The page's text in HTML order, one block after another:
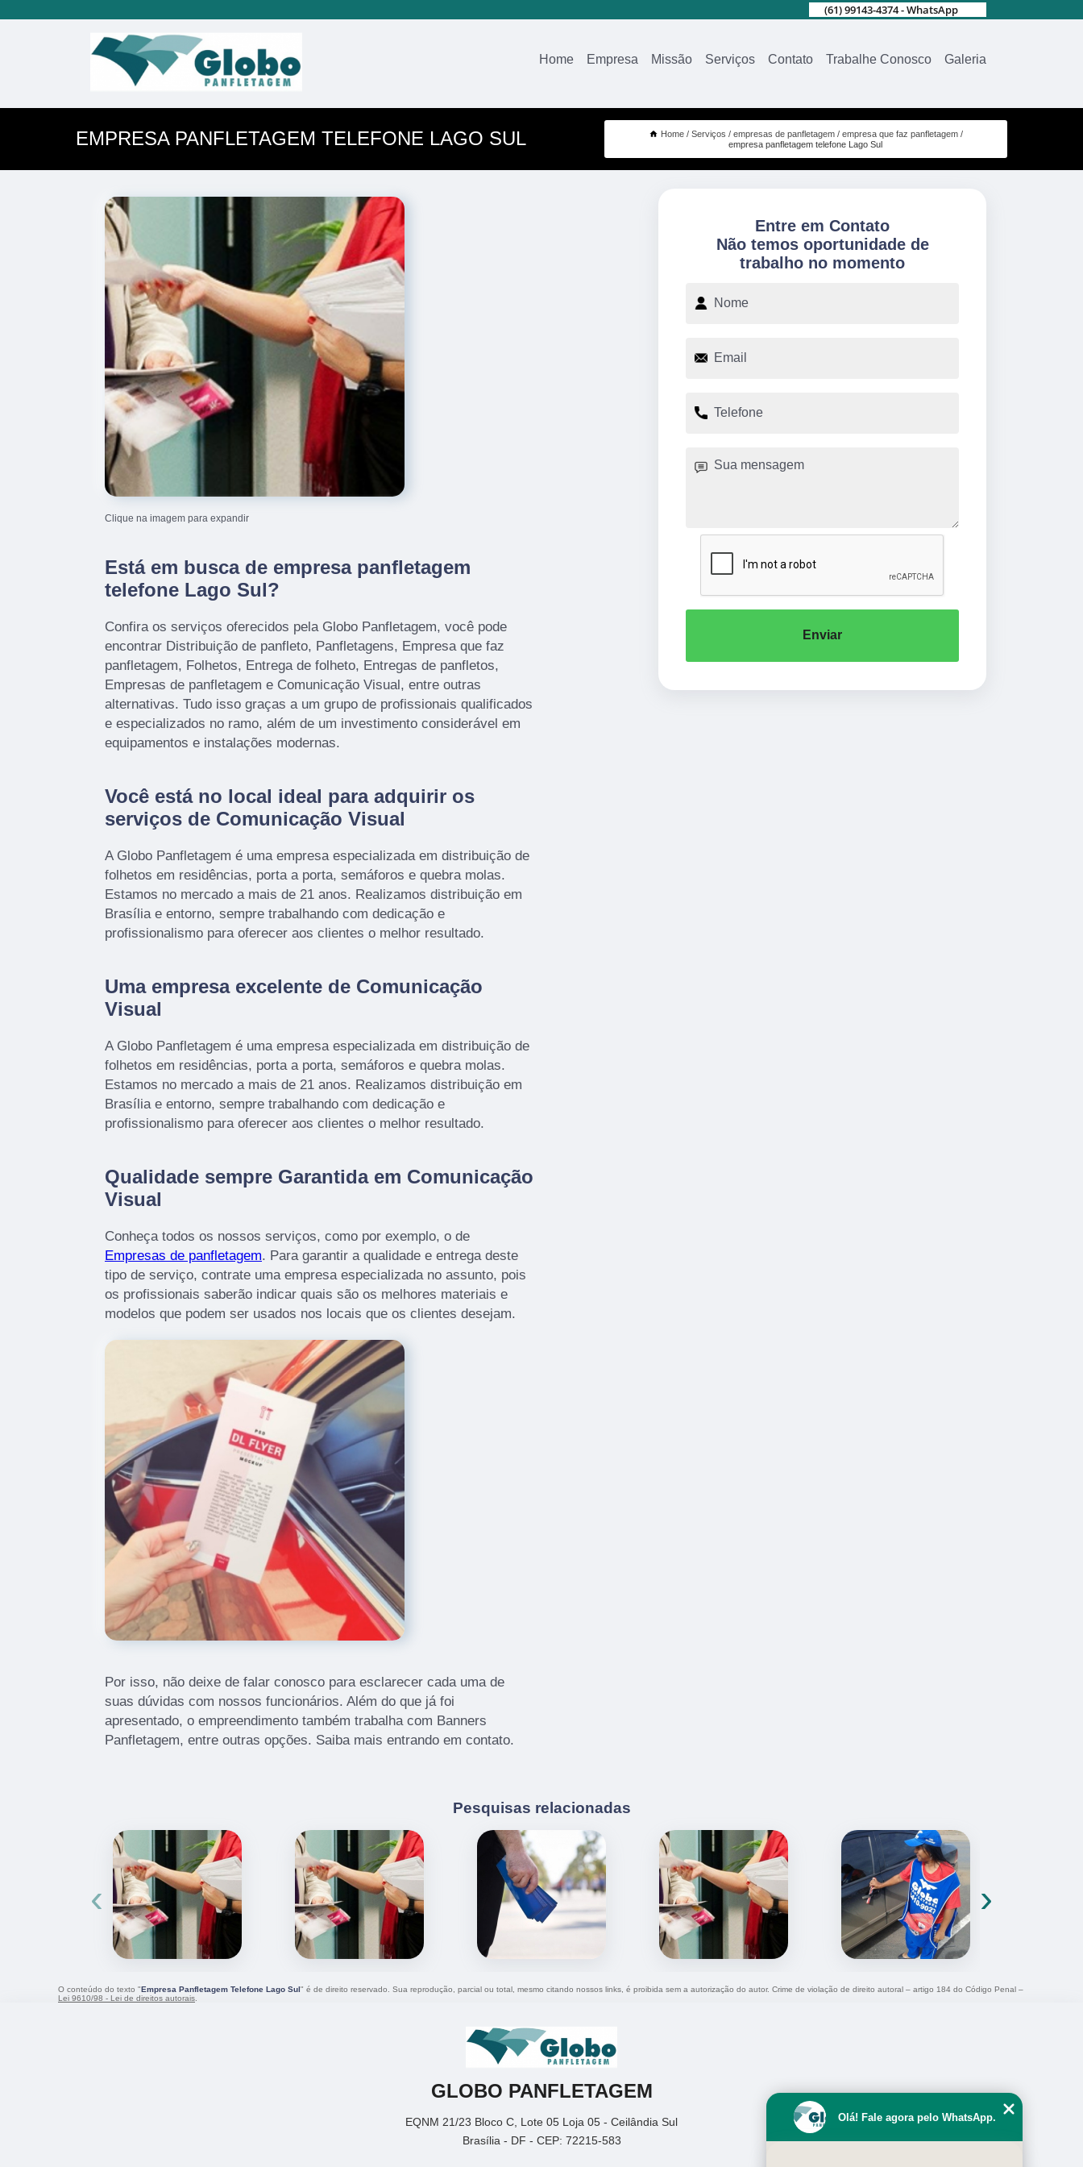
(61) 99143-4374 - WhatsApp
Home Empresa Missão Serviços Contato Trabalhe Conosco Galeria
EMPRESA PANFLETAGEM TELEFONE LAGO SUL Home Serviços empresas de panfletagem
empresa que faz panfletagem
empresa panfletagem telefone Lago Sul
Clique na imagem para expandir
Está em busca de empresa panfletagem
telefone Lago Sul?
Confira os serviços oferecidos pela Globo Panfletagem, você pode
encontrar Distribuição de panfleto, Panfletagens, Empresa que faz
panfletagem, Folhetos, Entrega de folheto, Entregas de panfletos,
Empresas de panfletagem e Comunicação Visual, entre outras
alternativas. Tudo isso graças a um grupo de profissionais qualificados
e especializados no ramo, além de um investimento considerável em
equipamentos e instalações modernas.
Você está no local ideal para adquirir os
serviços de Comunicação Visual
A Globo Panfletagem é uma empresa especializada em distribuição de
folhetos em residências, porta a porta, semáforos e quebra molas.
Estamos no mercado a mais de 21 anos. Realizamos distribuição em
Brasília e entorno, sempre trabalhando com dedicação e
profissionalismo para oferecer aos clientes o melhor resultado.
Uma empresa excelente de Comunicação
Visual
A Globo Panfletagem é uma empresa especializada em distribuição de
folhetos em residências, porta a porta, semáforos e quebra molas.
Estamos no mercado a mais de 21 anos. Realizamos distribuição em
Brasília e entorno, sempre trabalhando com dedicação e
profissionalismo para oferecer aos clientes o melhor resultado.
Qualidade sempre Garantida em Comunicação
Visual
Conheça todos os nossos serviços, como por exemplo, o de
Empresas de panfletagem. Para garantir a qualidade e entrega deste
tipo de serviço, contrate uma empresa especializada no assunto, pois
os profissionais saberão indicar quais são os melhores materiais e
modelos que podem ser usados nos locais que os clientes desejam.
Por isso, não deixe de falar conosco para esclarecer cada uma de
suas dúvidas com nossos funcionários. Além do que já foi
apresentado, o empreendimento também trabalha com Banners
Panfletagem, entre outras opções. Saiba mais entrando em contato.
Entre em Contato
Não temos oportunidade de
trabalho no momento
Enviar
Pesquisas relacionadas
‹ ›
O conteúdo do texto "Empresa Panfletagem Telefone Lago Sul" é de direito reservado. Sua reprodução, parcial ou total, mesmo citando nossos links, é proibida sem a autorização do autor. Crime de violação de direito autoral – artigo 184 do Código Penal –
Lei 9610/98 - Lei de direitos autorais
GLOBO PANFLETAGEM
EQNM 21/23 Bloco C, Lote 05 Loja 05 - Ceilândia Sul
Brasília - DF - CEP: 72215-583
Olá! Fale agora pelo WhatsApp.